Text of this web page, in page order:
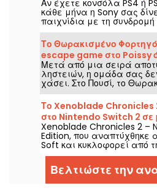
δεν πρέπει να χάσετε
Αν έχετε κονσόλα PS4 ή
κάθε μήνα η Sony σας
παιχνίδια με τη
Τότε, ποια είναι τα
προσφέρονται τον
Ανακαλύψτε τη φετινή
μήνα.
Το Θωρακισμένο Φορτηγό
escape game στο Poissy
σας μπορεί τελικά να
Μετά από μια σειρά
ληστειών, η ομάδα σας
χάσει. Στο Πουσί, το
της The Exit σας φέρνει
ληστείας που στοχεύει
αρχηγού μαφίας.
Το Xenoblade Chronicles
στο Nintendo Switch 2 σε
αναβαθμισμένη έκδοση
Xenoblade Chronicles 2 –
Edition, που αναπτύχθηκε
Soft και κυκλοφορεί από
διαθέσιμη από τις 30
Nintendo Switch 2. Αυτή η
βελτιώνει τις επιδόσεις
προσθέτει πολλά
Βελτιώστε την